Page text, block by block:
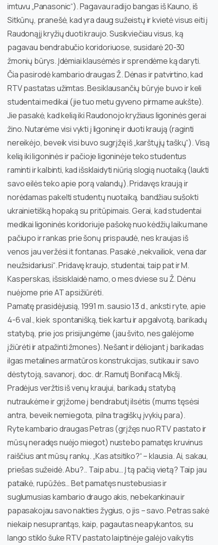
imtuvu „Panasonic“). Pagavau radijo bangas iš Kauno, iš
Sitkūnų, pranešė, kad yra daug sužeistų ir kvietė visus eiti į
Raudonąjį kryžių duoti kraujo. Susikviečiau visus, ką
pagavau bendrabučio koridoriuose, susidarė 20-30
žmonių būrys. Įdėmiai klausėmės ir sprendėme ką daryti.
Čia pasirodė kambario draugas Ž. Dėnas ir patvirtino, kad
RTV pastatas užimtas. Besiklausančių būryje buvo ir keli
studentai medikai (jie tuo metu gyveno pirmame aukšte).
Jie pasakė, kad kelią iki Raudonojo kryžiaus ligoninės gerai
žino. Nutarėme visi vykti į ligoninę ir duoti kraują (raginti
nereikėjo, beveik visi buvo sugrįžę iš „karštųjų taškų“). Visą
kelią iki ligoninės ir pačioje ligoninėje teko studentus
raminti ir kalbinti, kad išsklaidyti niūrią slogią nuotaiką (laukti
savo eilės teko apie porą valandų). Pridavęs kraują ir
norėdamas pakelti studentų nuotaiką, bandžiau sušokti
ukrainietišką hopaką su pritūpimais. Gerai, kad studentai
medikai ligoninės koridoriuje pašokę nuo kėdžių laiku mane
pačiupo ir rankas prie šonų prispaudė, nes kraujas iš
venos jau veržėsi it fontanas. Pasakė „nekvailiok, vena dar
neužsidariusi“. Pridavę kraujo, studentai, taip pat ir M.
Kasperskas, išsisklaidė namo, o mes dviese su Ž. Dėnu
nuėjome prie AT apsižiūrėti.
Pamatę prasidėjusią, 1991 m. sausio 13 d., anksti ryte, apie
4-6 val., kiek spontanišką, tiek kartu ir apgalvotą, barikadų
statybą, prie jos prisijungėme (jau švito, nes galėjome
įžiūrėti ir atpažinti žmones). Nešant ir dėliojant į barikadas
ilgas metalines armatūros konstrukcijas, sutikau ir savo
dėstytoją, savanorį, doc. dr. Ramutį Bonifacą Mikšį.
Pradėjus veržtis iš venų kraujui, barikadų statybą
nutraukėme ir grįžome į bendrabutį ilsėtis (mums tęsėsi
antra, beveik nemiegota, pilna tragiškų įvykių para).
Ryte kambario draugas Petras (grįžęs nuo RTV pastato ir
mūsų neradęs nuėjo miegot) nustebo pamatęs kruvinus
raiščius ant mūsų rankų. „Kas atsitiko?“ – klausia. Ai, sakau,
priešas sužeidė. Abu?.. Taip abu… Į tą pačią vietą? Taip jau
pataikė, rupūžės… Bet pamatęs nustebusias ir
suglumusias kambario draugo akis, nebekankinau ir
papasakojau savo nakties žygius, o jis – savo. Petras sakė
niekaip nesuprantąs, kaip, pagautas neapykantos, su
lango stiklo šuke RTV pastato laiptinėje galėjo vaikytis